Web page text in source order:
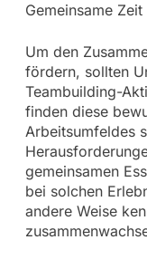
Gemeinsame
Um den
fördern, sollten
Teambuilding-
finden diese
Arbeitsumfeldes
gemeinsamen
bei solchen
andere Weise